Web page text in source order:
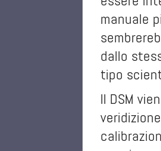
manuale
dallo
tipo
Il DSM